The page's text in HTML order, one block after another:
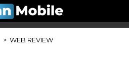
> WEB REVIEW